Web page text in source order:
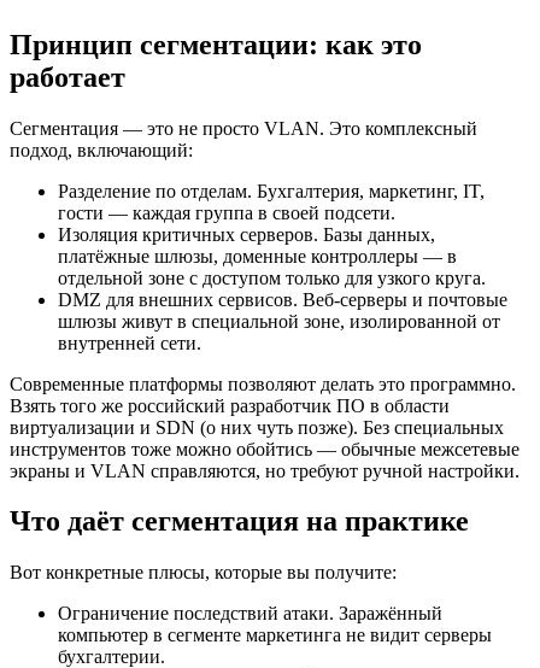
Принцип сегментации: как это
работает
Сегментация — это не просто VLAN. Это комплексный
подход, включающий:
Разделение по отделам. Бухгалтерия, маркетинг, IT,
гости — каждая группа в своей подсети.
Изоляция критичных серверов. Базы данных,
платёжные шлюзы, доменные контроллеры — в
отдельной зоне с доступом только для узкого круга.
DMZ для внешних сервисов. Веб-серверы и почтовые
шлюзы живут в специальной зоне, изолированной от
внутренней сети.
Современные платформы позволяют делать это программно.
Взять того же российский разработчик ПО в области
виртуализации и SDN (о них чуть позже). Без специальных
инструментов тоже можно обойтись — обычные межсетевые
экраны и VLAN справляются, но требуют ручной настройки.
Что даёт сегментация на практике
Вот конкретные плюсы, которые вы получите:
Ограничение последствий атаки. Заражённый
компьютер в сегменте маркетинга не видит серверы
бухгалтерии.